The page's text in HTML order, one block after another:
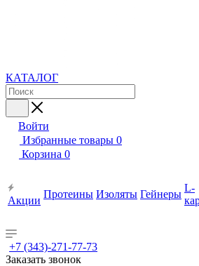
КАТАЛОГ
Войти
Избранные товары 0
Корзина 0
Акции
Протеины Изоляты Гейнеры
L-
+7 (343)-271-77-73
Заказать звонок